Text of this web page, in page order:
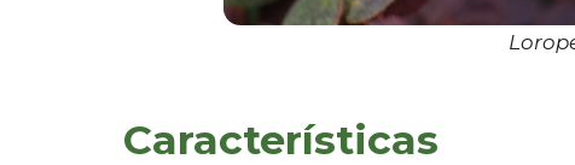
Características